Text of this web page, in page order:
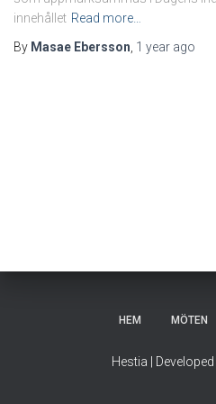
innehållet Read more…
By Masae Ebersson 1 year ago
HEM MÖTEN
Hestia |